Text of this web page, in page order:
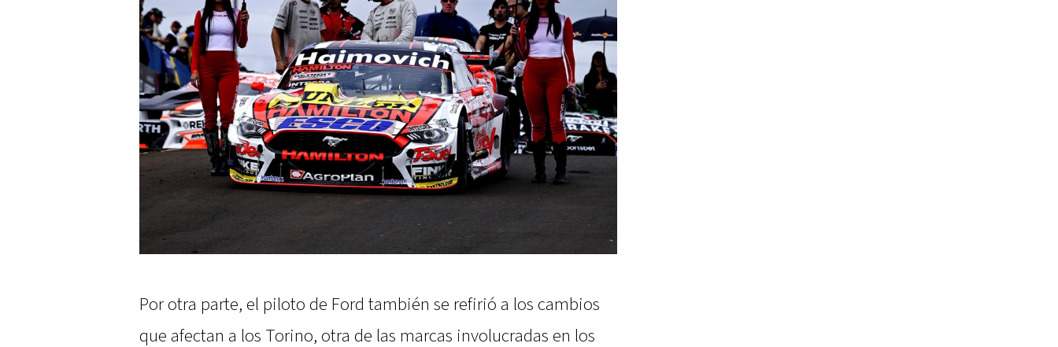
Por otra parte, el piloto de Ford también se refirió a los cambios
que afectan a los Torino, otra de las marcas involucradas en los